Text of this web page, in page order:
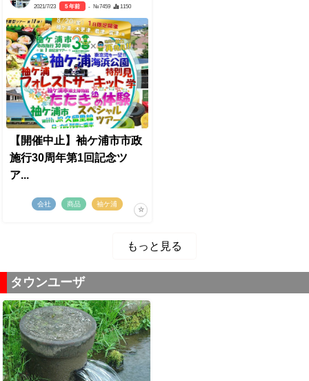
2021/7/23 5 年前 - №7459 1150
【開催中止】袖ケ浦市市政
施行30周年第1回記念ツ
ア...
会社 商品 袖ケ浦
もっと見る
タウンユーザ